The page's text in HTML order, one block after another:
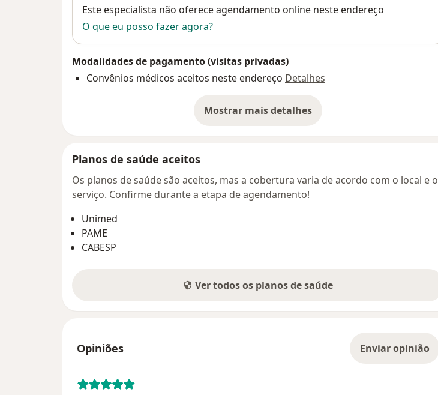
Disponibilidade
Este especialista não oferece agendamento online neste endereço
O que eu posso fazer agora?
Modalidades de pagamento (visitas privadas)
Convênios médicos aceitos neste endereço Detalhes
Mostrar mais detalhes
sobre o endereço
Planos de saúde aceitos
Os planos de saúde são aceitos, mas a cobertura varia de acordo com o local e o
serviço. Confirme durante a etapa de agendamento!
Unimed
PAME
CABESP
Ver todos os planos de saúde
Opiniões Enviar opinião